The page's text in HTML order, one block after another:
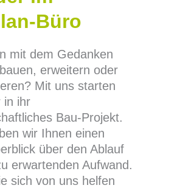
Büro
mit dem Gedanken
erweitern oder
Mit uns starten
in ihr
Bau-Projekt.
wir Ihnen einen
über den Ablauf
erwartenden Aufwand.
sich von uns helfen